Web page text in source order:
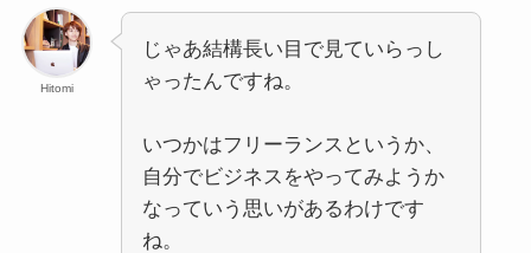
Hitomi
じゃあ結構長い目で見ていらっし
ゃったんですね。
いつかはフリーランスというか、
自分でビジネスをやってみようか
なっていう思いがあるわけです
ね。